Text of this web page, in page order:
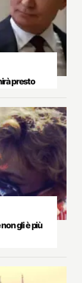
presto
gli è più